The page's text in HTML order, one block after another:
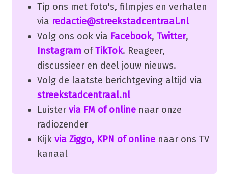
Tip ons met foto's, filmpjes en verhalen
via redactie@streekstadcentraal.nl
Volg ons ook via Facebook, Twitter,
Instagram ofTikTok. Reageer,
discussieer en deel jouw nieuws.
Volg de laatste berichtgeving altijd via
streekstadcentraal.nl
Luister via FM of onlinenaar onze
radiozender
Kijk via Ziggo, KPN of onlinenaar ons TV
kanaal